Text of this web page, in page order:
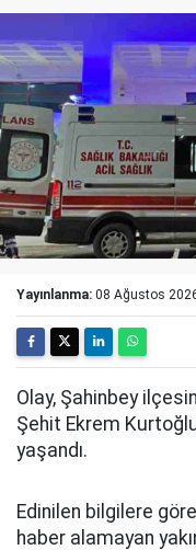
Yayınlanma: 08 Ağustos
Olay, Şahinbey
Şehit Ekrem
yaşandı.
Edinilen bilgilere
haber alamayan